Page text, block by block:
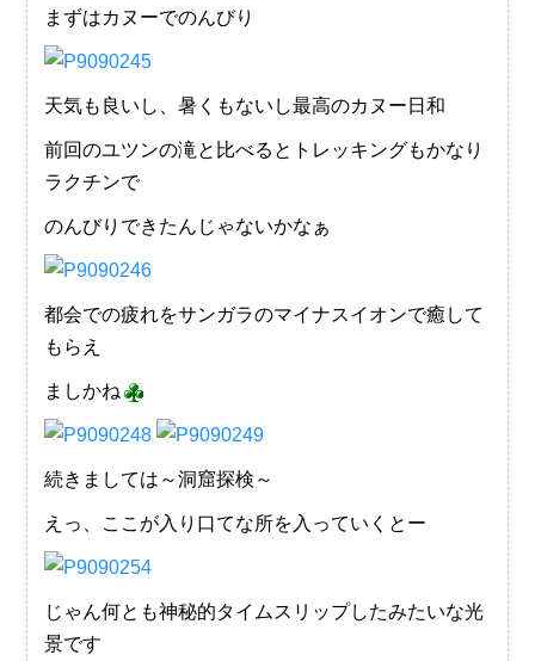
まずはカヌーでのんびり
天気も良いし、暑くもないし最高のカヌー日和
前回のユツンの滝と比べるとトレッキングもかなり
ラクチンで
のんびりできたんじゃないかなぁ
都会での疲れをサンガラのマイナスイオンで癒して
もらえ
ましかね
続きましては～洞窟探検～
えっ、ここが入り口てな所を入っていくとー
じゃん何とも神秘的タイムスリップしたみたいな光
景です